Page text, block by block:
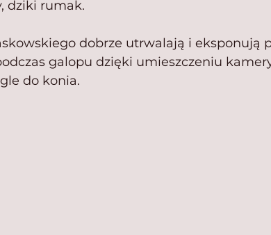
dziki rumak.
dobrze utrwalają i eksponują
galopu dzięki umieszczeniu
do konia.